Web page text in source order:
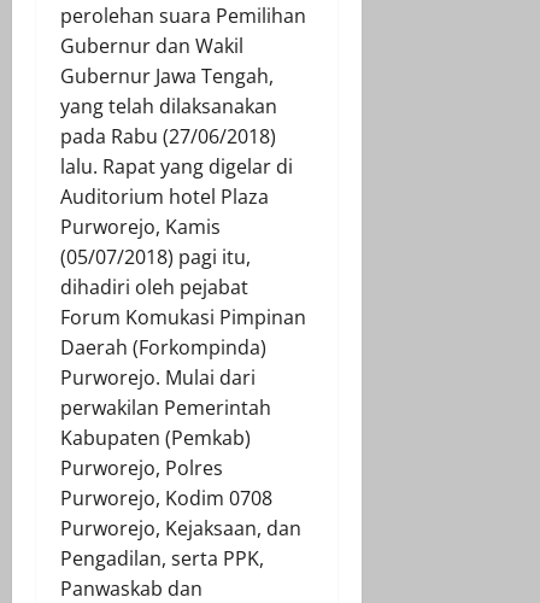
perolehan suara Pemilihan
Gubernur dan Wakil
Gubernur Jawa Tengah,
yang telah dilaksanakan
pada Rabu (27/06/2018)
lalu. Rapat yang digelar di
Auditorium hotel Plaza
Purworejo, Kamis
(05/07/2018) pagi itu,
dihadiri oleh pejabat
Forum Komukasi Pimpinan
Daerah (Forkompinda)
Purworejo. Mulai dari
perwakilan Pemerintah
Kabupaten (Pemkab)
Purworejo, Polres
Purworejo, Kodim 0708
Purworejo, Kejaksaan, dan
Pengadilan, serta PPK,
Panwaskab dan